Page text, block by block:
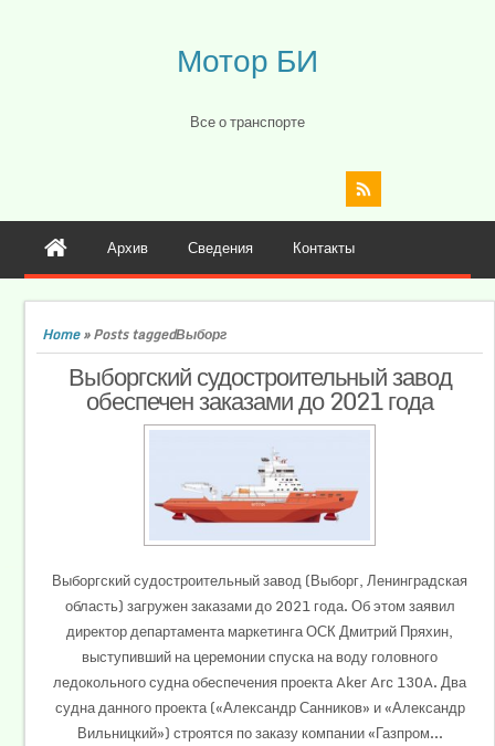
Мотор БИ
Все о транспорте
Архив Сведения Контакты
Home»Posts taggedВыборг
Выборгский судостроительный завод
обеспечен заказами до 2021 года
Выборгский судостроительный завод (Выборг, Ленинградская
область) загружен заказами до 2021 года. Об этом заявил
директор департамента маркетинга ОСК Дмитрий Пряхин,
выступивший на церемонии спуска на воду головного
ледокольного судна обеспечения проекта Aker Arc 130A. Два
судна данного проекта («Александр Санников» и «Александр
Вильницкий») строятся по заказу компании «Газпром...